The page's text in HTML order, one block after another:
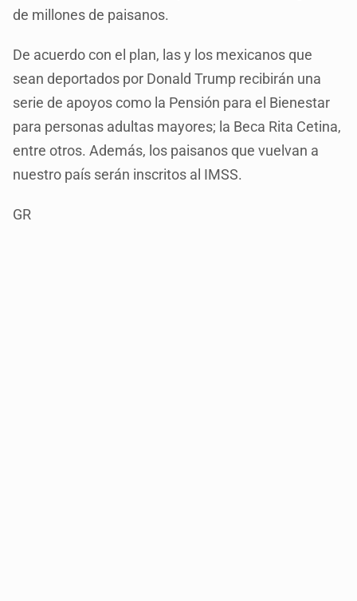
de millones de paisanos.
De acuerdo con el plan, las y los mexicanos que
sean deportados por Donald Trump recibirán una
serie de apoyos como la Pensión para el Bienestar
para personas adultas mayores; la Beca Rita Cetina,
entre otros. Además, los paisanos que vuelvan a
nuestro país serán inscritos al IMSS.
GR